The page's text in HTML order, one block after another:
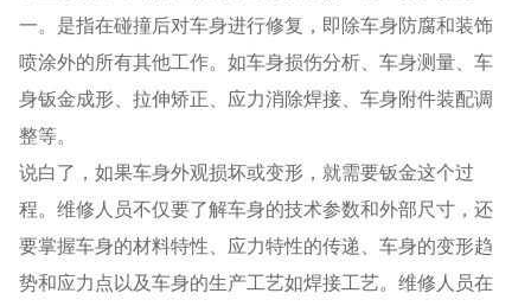
一。是指在碰撞后对车身进行修复，即除车身防腐和装饰
喷涂外的所有其他工作。如车身损伤分析、车身测量、车
身钣金成形、拉伸矫正、应力消除焊接、车身附件装配调
整等。
说白了，如果车身外观损坏或变形，就需要钣金这个过
程。维修人员不仅要了解车身的技术参数和外部尺寸，还
要掌握车身的材料特性、应力特性的传递、车身的变形趋
势和应力点以及车身的生产工艺如焊接工艺。维修人员在